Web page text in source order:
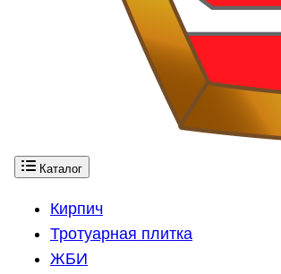
Каталог
Кирпич
Тротуарная плитка
ЖБИ